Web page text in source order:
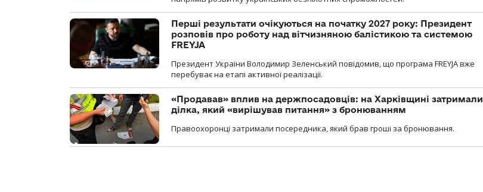
Перші результати очікуються на початку 2027 року: Президент
розповів про роботу над вітчизняною балістикою та системою
FREYJA
Президент України Володимир Зеленський повідомив, що програма FREYJA вже
перебуває на етапі активної реалізації.
«Продавав» вплив на держпосадовців: на Харківщині затримали
ділка, який «вирішував питання» з бронюванням
Правоохоронці затримали посередника, який брав гроші за бронювання.